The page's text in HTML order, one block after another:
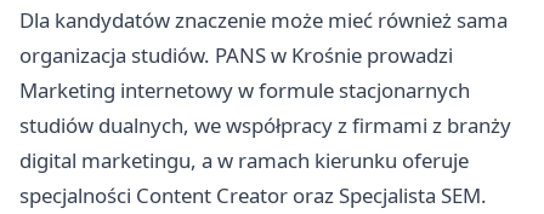
Dla kandydatów znaczenie może mieć również sama
organizacja studiów. PANS w Krośnie prowadzi
Marketing internetowy w formule stacjonarnych
studiów dualnych, we współpracy z firmami z branży
digital marketingu, a w ramach kierunku oferuje
specjalności Content Creator oraz Specjalista SEM.